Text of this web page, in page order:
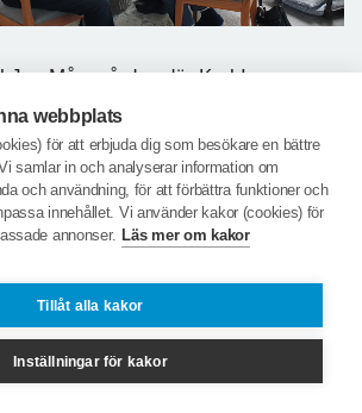
webbplats
för att erbjuda dig som besökare en bättre
samlar in och analyserar information om
och användning, för att förbättra funktioner och
innehållet. Vi använder kakor (cookies) för
annonser. Läs mer om kakor
Tillåt alla kakor
Inställningar för kakor
Jon Månsgården där Karl Ivar
(på sin dotters Lisas gård) och
på 1700 talet. Skultorp hade då
besökte Skultorp på sin